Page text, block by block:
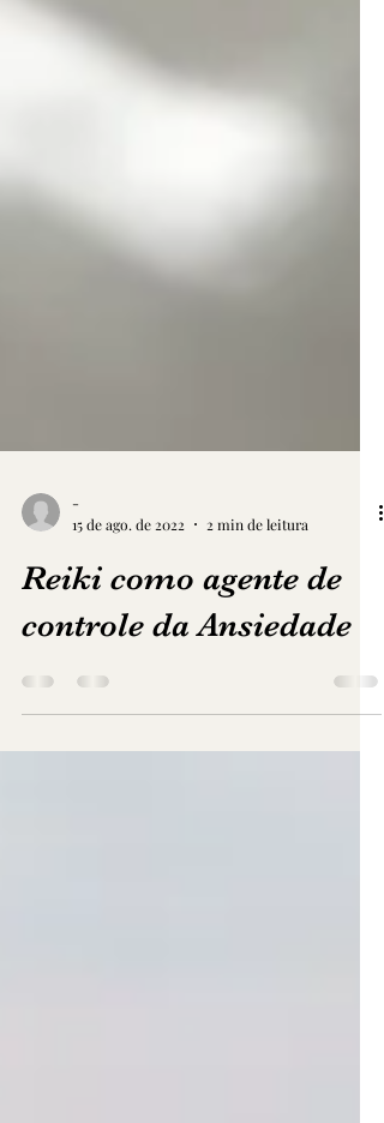
-
15 de ago. de 2022
2 min de leitura
controle da Ansiedade